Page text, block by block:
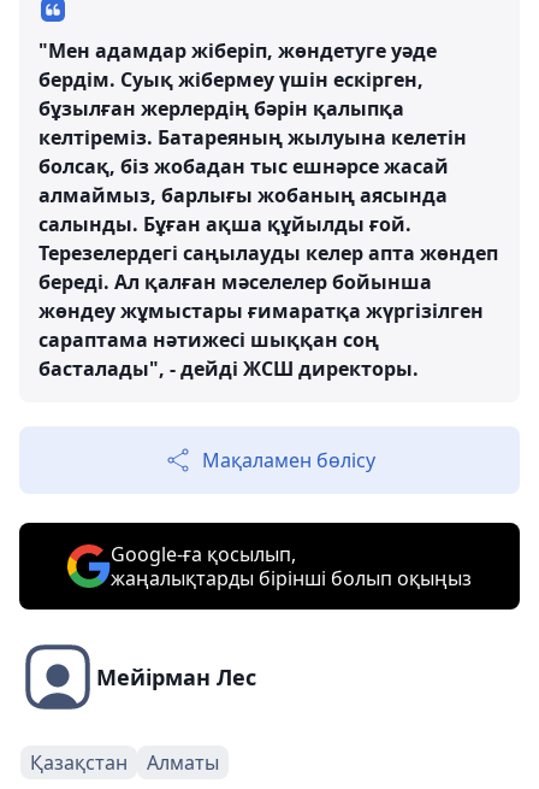
"Мен адамдар жіберіп, жөндетуге уәде
бердім. Суық жібермеу үшін ескірген,
бұзылған жерлердің бәрін қалыпқа
келтіреміз. Батареяның жылуына келетін
болсақ, біз жобадан тыс ешнәрсе жасай
алмаймыз, барлығы жобаның аясында
салынды. Бұған ақша құйылды ғой.
Терезелердегі саңылауды келер апта жөндеп
береді. Ал қалған мәселелер бойынша
жөндеу жұмыстары ғимаратқа жүргізілген
сараптама нәтижесі шыққан соң
басталады", - дейді ЖСШ директоры.
Мақаламен бөлісу
Google-ға қосылып,
жаңалықтарды бірінші болып оқыңыз
Мейірман Лес
Қазақстан Алматы